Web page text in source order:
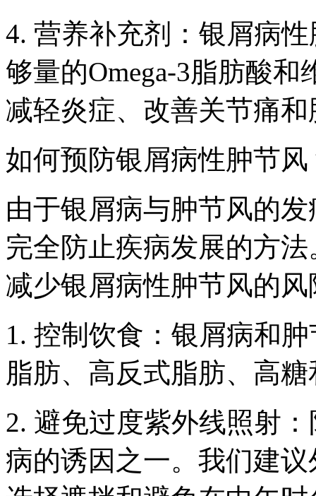
4. 营养补充剂：银屑病
够量的Omega-3脂肪酸
减轻炎症、改善关节痛和
如何预防银屑病性肿节风
由于银屑病与肿节风的
完全防止疾病发展的方
减少银屑病性肿节风的风
1. 控制饮食：银屑病和
脂肪、高反式脂肪、高
2. 避免过度紫外线照射
病的诱因之一。我们建